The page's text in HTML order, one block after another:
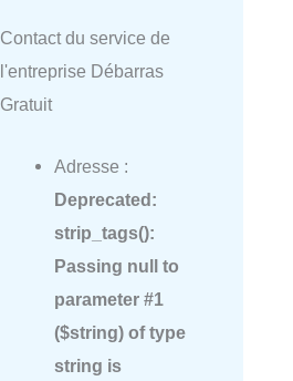
Contact du service de
l'entreprise Débarras
Gratuit
Adresse :
Deprecated:
strip_tags():
Passing null to
parameter #1
($string) of type
string is